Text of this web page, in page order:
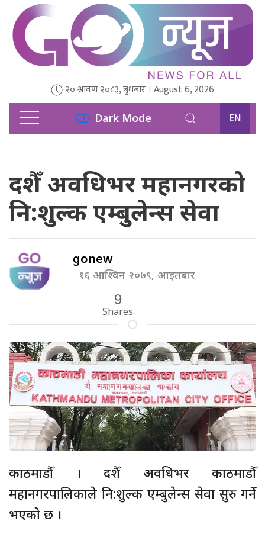
२० श्रावण २०८३, बुधबार । August 6, 2026
Dark Mode EN
दशैँ अवधिभर महानगरको
नि:शुल्क एम्बुलेन्स सेवा
gonew
१६ आश्विन २०७९, आइतबार
9
Shares
काठमाडौँ । दशैँ अवधिभर काठमाडौँ
महानगरपालिकाले नि:शुल्क एम्बुलेन्स सेवा सुरु गर्ने
भएको छ ।